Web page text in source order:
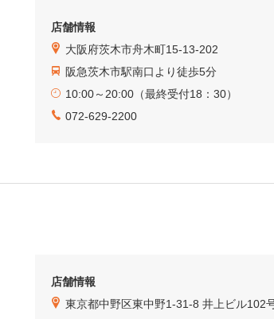
店舗情報
大阪府茨木市舟木町15-13-202
阪急茨木市駅南口より徒歩5分
10:00～20:00（最終受付18：30）
072-629-2200
店舗情報
東京都中野区東中野1-31-8 井上ビル102